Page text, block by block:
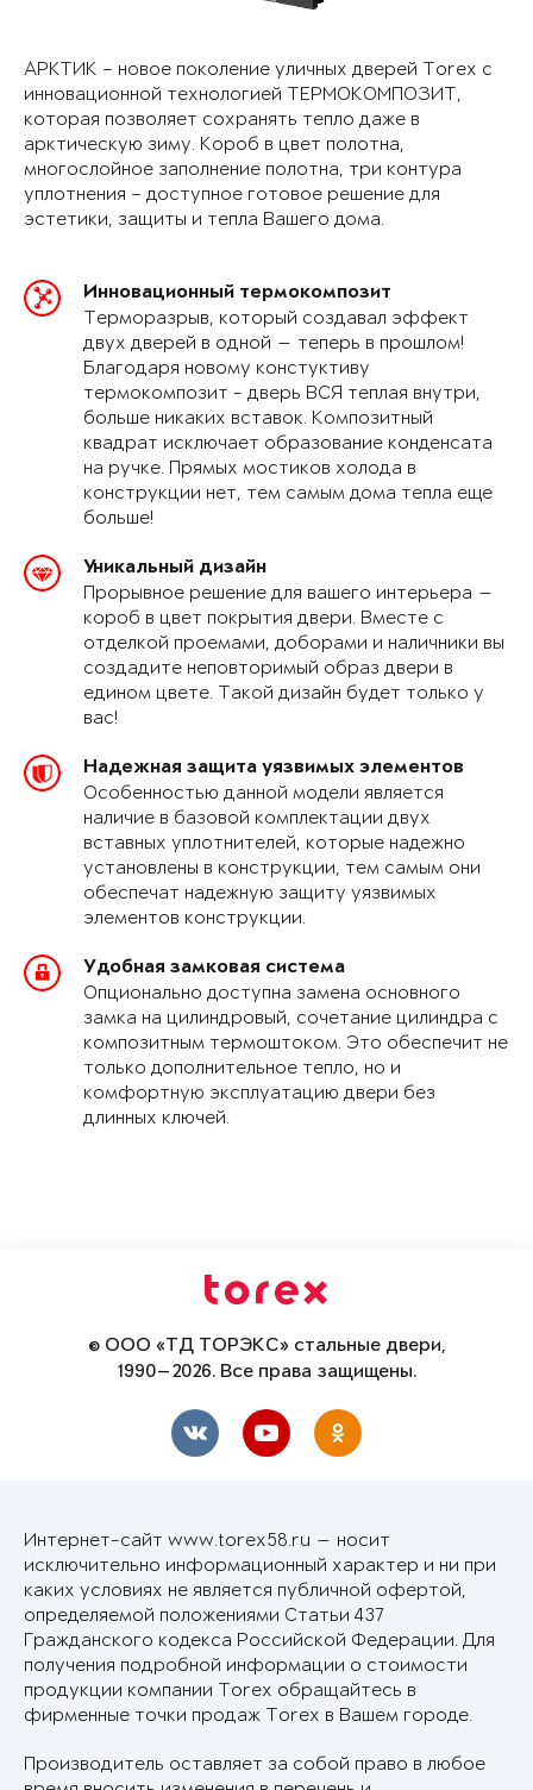
АРКТИК – новое поколение уличных дверей Torex с
инновационной технологией ТЕРМОКОМПОЗИТ,
которая позволяет сохранять тепло даже в
арктическую зиму. Короб в цвет полотна,
многослойное заполнение полотна, три контура
уплотнения – доступное готовое решение для
эстетики, защиты и тепла Вашего дома.
Инновационный термокомпозит
Терморазрыв, который создавал эффект
двух дверей в одной — теперь в прошлом!
Благодаря новому констуктиву
термокомпозит - дверь ВСЯ теплая внутри,
больше никаких вставок. Композитный
квадрат исключает образование конденсата
на ручке. Прямых мостиков холода в
конструкции нет, тем самым дома тепла еще
больше!
Уникальный дизайн
Прорывное решение для вашего интерьера —
короб в цвет покрытия двери. Вместе с
отделкой проемами, доборами и наличники вы
создадите неповторимый образ двери в
едином цвете. Такой дизайн будет только у
вас!
Надежная защита уязвимых элементов
Особенностью данной модели является
наличие в базовой комплектации двух
вставных уплотнителей, которые надежно
установлены в конструкции, тем самым они
обеспечат надежную защиту уязвимых
элементов конструкции.
Удобная замковая система
Опционально доступна замена основного
замка на цилиндровый, сочетание цилиндра с
композитным термоштоком. Это обеспечит не
только дополнительное тепло, но и
комфортную эксплуатацию двери без
длинных ключей.
© ООО «ТД ТОРЭКС» стальные двери,
1990—2026. Все права защищены.
Интернет-сайт www.torex58.ru — носит
исключительно информационный характер и ни при
каких условиях не является публичной офертой,
определяемой положениями Статьи 437
Гражданского кодекса Российской Федерации. Для
получения подробной информации о стоимости
продукции компании Torex обращайтесь в
фирменные точки продаж Torex в Вашем городе.
Производитель оставляет за собой право в любое